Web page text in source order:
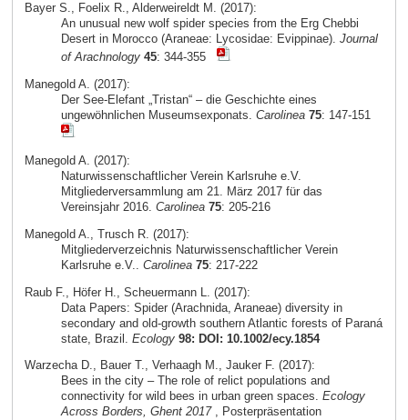
Bayer S., Foelix R., Alderweireldt M. (2017):
An unusual new wolf spider species from the Erg Chebbi
Desert in Morocco (Araneae: Lycosidae: Evippinae). Journal
of Arachnology 45: 344-355
Manegold A. (2017):
Der See-Elefant „Tristan“ – die Geschichte eines
ungewöhnlichen Museumsexponats. Carolinea 75: 147-151
Manegold A. (2017):
Naturwissenschaftlicher Verein Karlsruhe e.V.
Mitgliederversammlung am 21. März 2017 für das
Vereinsjahr 2016. Carolinea 75: 205-216
Manegold A., Trusch R. (2017):
Mitgliederverzeichnis Naturwissenschaftlicher Verein
Karlsruhe e.V.. Carolinea 75: 217-222
Raub F., Höfer H., Scheuermann L. (2017):
Data Papers: Spider (Arachnida, Araneae) diversity in
secondary and old-growth southern Atlantic forests of Paraná
state, Brazil. Ecology 98: DOI: 10.1002/ecy.1854
Warzecha D., Bauer T., Verhaagh M., Jauker F. (2017):
Bees in the city – The role of relict populations and
connectivity for wild bees in urban green spaces. Ecology
Across Borders, Ghent 2017, Posterpräsentation